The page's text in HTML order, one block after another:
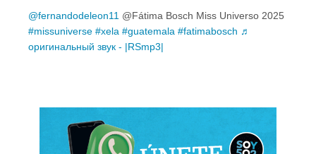
@fernandodeleon11 @Fátima Bosch Miss Universo 2025
#missuniverse #xela #guatemala #fatimabosch ♬
оригинальный звук - |RSmp3|